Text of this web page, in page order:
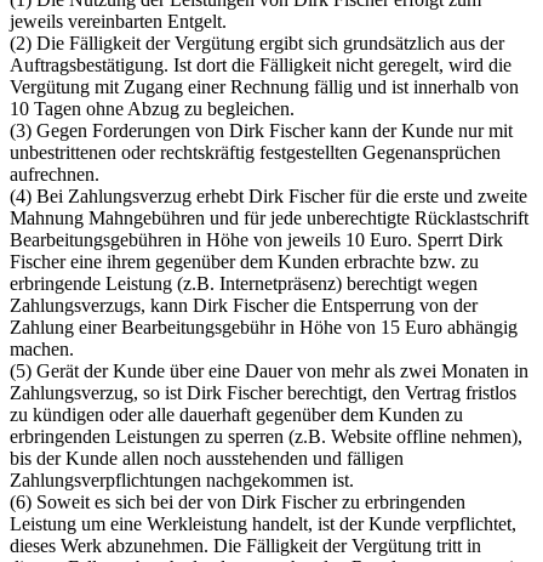
jeweils vereinbarten Entgelt.
(2) Die Fälligkeit der Vergütung ergibt sich grundsätzlich aus der
Auftragsbestätigung. Ist dort die Fälligkeit nicht geregelt, wird die
Vergütung mit Zugang einer Rechnung fällig und ist innerhalb von
10 Tagen ohne Abzug zu begleichen.
(3) Gegen Forderungen von Dirk Fischer kann der Kunde nur mit
unbestrittenen oder rechtskräftig festgestellten Gegenansprüchen
aufrechnen.
(4) Bei Zahlungsverzug erhebt Dirk Fischer für die erste und zweite
Mahnung Mahngebühren und für jede unberechtigte Rücklastschrift
Bearbeitungsgebühren in Höhe von jeweils 10 Euro. Sperrt Dirk
Fischer eine ihrem gegenüber dem Kunden erbrachte bzw. zu
erbringende Leistung (z.B. Internetpräsenz) berechtigt wegen
Zahlungsverzugs, kann Dirk Fischer die Entsperrung von der
Zahlung einer Bearbeitungsgebühr in Höhe von 15 Euro abhängig
machen.
(5) Gerät der Kunde über eine Dauer von mehr als zwei Monaten in
Zahlungsverzug, so ist Dirk Fischer berechtigt, den Vertrag fristlos
zu kündigen oder alle dauerhaft gegenüber dem Kunden zu
erbringenden Leistungen zu sperren (z.B. Website offline nehmen),
bis der Kunde allen noch ausstehenden und fälligen
Zahlungsverpflichtungen nachgekommen ist.
(6) Soweit es sich bei der von Dirk Fischer zu erbringenden
Leistung um eine Werkleistung handelt, ist der Kunde verpflichtet,
dieses Werk abzunehmen. Die Fälligkeit der Vergütung tritt in